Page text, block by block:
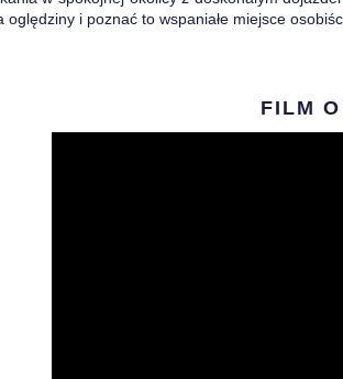
i poznać to wspaniałe miejsce
FILM